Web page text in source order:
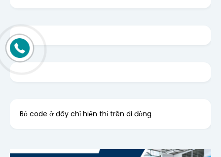
Bỏ code ở đây chỉ hiển thị trên di động